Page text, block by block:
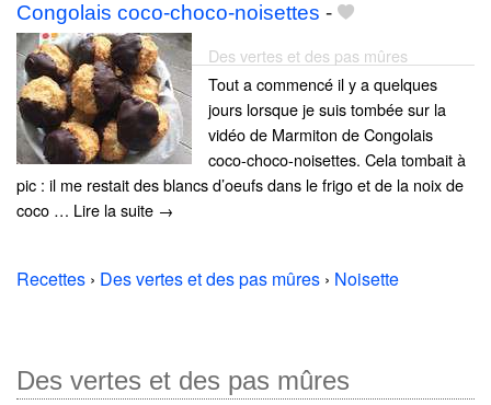
Congolais coco-choco-noisettes -
Des vertes et des pas mûres
Tout a commencé il y a quelques
jours lorsque je suis tombée sur la
vidéo de Marmiton de Congolais
coco-choco-noisettes. Cela tombait à
pic : il me restait des blancs d’oeufs dans le frigo et de la noix de
coco … Lire la suite →
Recettes › Des vertes et des pas mûres › Noisette
Des vertes et des pas mûres